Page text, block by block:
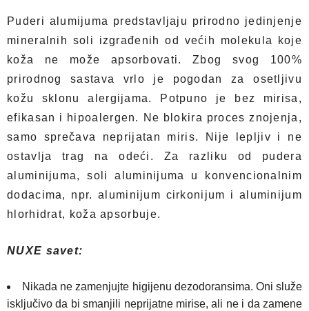
Puderi alumijuma predstavljaju prirodno jedinjenje
mineralnih soli izgrađenih od većih molekula koje
koža ne može apsorbovati. Zbog svog 100%
prirodnog sastava vrlo je pogodan za osetljivu
kožu sklonu alergijama. Potpuno je bez mirisa,
efikasan i hipoalergen. Ne blokira proces znojenja,
samo sprečava neprijatan miris. Nije lepljiv i ne
ostavlja trag na odeći. Za razliku od pudera
aluminijuma, soli aluminijuma u ​​konvencionalnim
dodacima, npr. aluminijum cirkonijum i aluminijum
hlorhidrat, koža apsorbuje.
NUXE savet:
Nikada ne zamenjujte higijenu dezodoransima. Oni služe
isključivo da bi smanjili neprijatne mirise, ali ne i da zamene